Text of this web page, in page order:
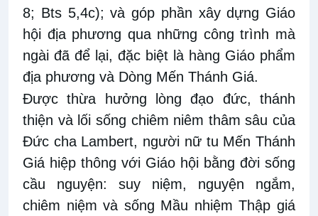
8; Bts 5,4c); và góp phần xây dựng Giáo
hội địa phương qua những công trình mà
ngài đã để lại, đặc biệt là hàng Giáo phẩm
địa phương và Dòng Mến Thánh Giá.
Được thừa hưởng lòng đạo đức, thánh
thiện và lối sống chiêm niêm thâm sâu của
Đức cha Lambert, người nữ tu Mến Thánh
Giá hiệp thông với Giáo hội bằng đời sống
cầu nguyện: suy niệm, nguyện ngắm,
chiêm niệm và sống Mầu nhiệm Thập giá